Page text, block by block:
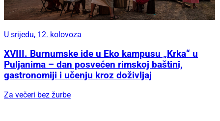
U srijedu, 12. kolovoza
XVIII. Burnumske ide u Eko kampusu „Krka“ u
Puljanima – dan posvećen rimskoj baštini,
gastronomiji i učenju kroz doživljaj
Za večeri bez žurbe